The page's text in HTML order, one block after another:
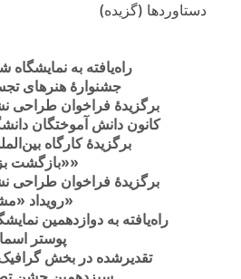
دستاوردها (گزیده)
راه‌یافته به نمایشگاه
جشنوارهٔ هنرهای
برگزیدهٔ فراخوان طراحی
کانون دانش آموختگان
برگزیدهٔ کارگاه
«بازگشت بزرگ قرن»
برگزیدهٔ فراخوان طراحی
رویداد «مشهد ۲۰۱۷»
راه‌یافته به دوازدهمین
پوستر
تقدیرشده در بخش